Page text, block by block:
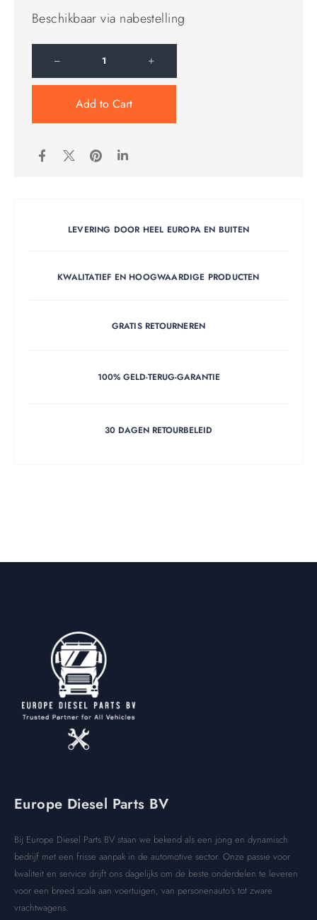
Beschikbaar via nabestelling
Add to Cart
LEVERING DOOR HEEL EUROPA EN BUITEN
KWALITATIEF EN HOOGWAARDIGE PRODUCTEN
GRATIS RETOURNEREN
100% GELD-TERUG-GARANTIE
30 DAGEN RETOURBELEID
Europe Diesel Parts BV
Bij Europe Diesel Parts BV staan we bekend als een jong en dynamisch
bedrijf met een frisse aanpak in de automotive sector. Onze passie voor
kwaliteit en service drijft ons dagelijks om de beste onderdelen te leveren
voor een breed scala aan voertuigen, van personenauto’s tot zware
vrachtwagens.